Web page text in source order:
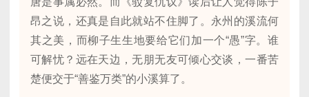
昂之说，还真是自此就站不住脚了。永州的溪流何
其之美，而柳子生生地要给它们加一个“愚”字。谁
可解忧？远在天边，无朋无友可倾心交谈，一番苦
楚便交于“善鉴万类”的小溪算了。